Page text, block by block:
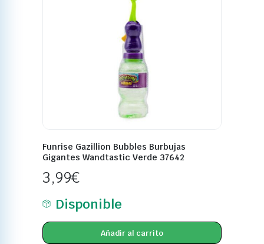
Funrise Gazillion Bubbles Burbujas
Gigantes Wandtastic Verde 37642
3,99€
Disponible
Añadir al carrito